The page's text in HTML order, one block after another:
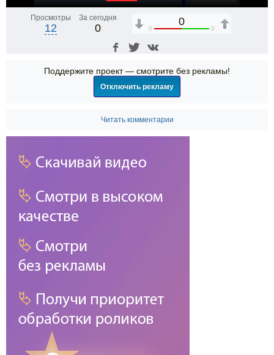
Просмотры
12
За сегодня
0
0
0 0
Поддержите проект — смотрите без рекламы!
Отключить рекламу
Читать комментарии